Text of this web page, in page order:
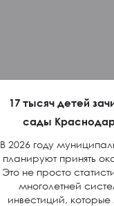
17 тысяч детей
сады
В 2026 году
планируют принять
Это не просто
многолетней
инвестиций, которые